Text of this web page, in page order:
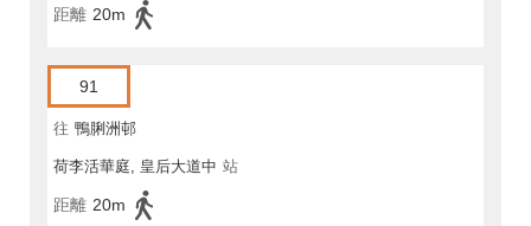
距離 20m
91
往 鴨脷洲邨
荷李活華庭, 皇后大道中 站
距離 20m